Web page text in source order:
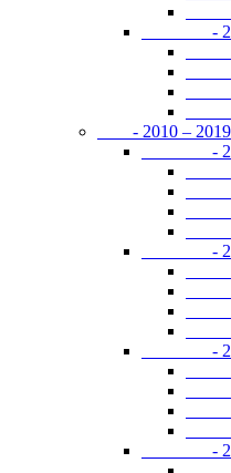
-
-
-
-
-
-
- 2010 – 2019
-
-
-
-
-
-
-
-
-
-
-
-
-
-
-
-